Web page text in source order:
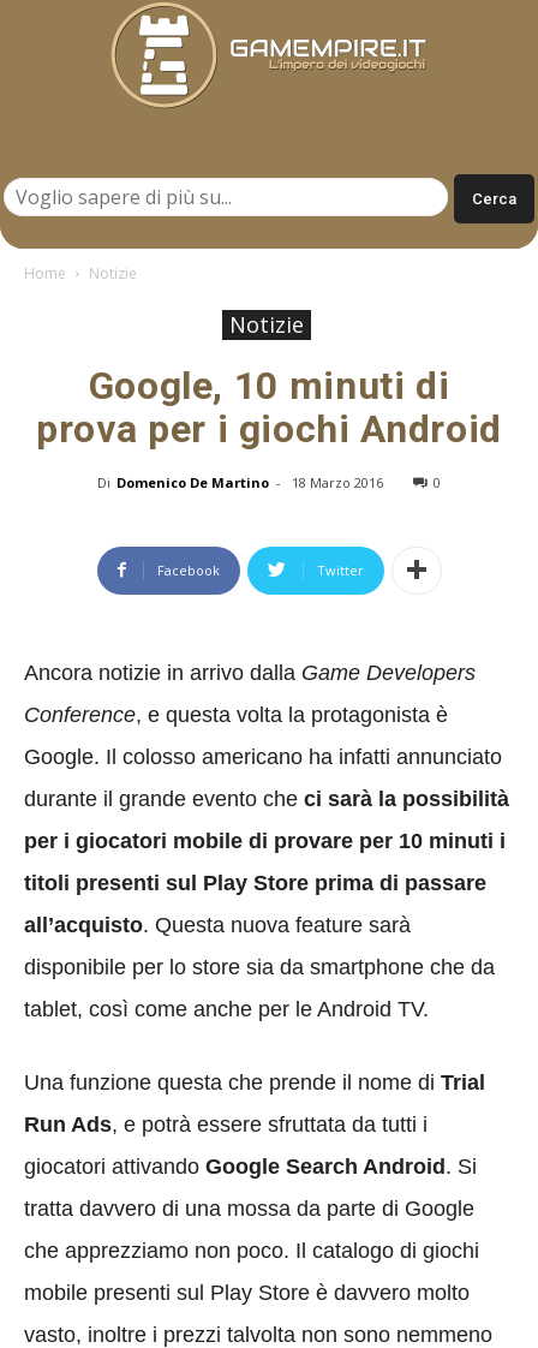
Home Notizie
Notizie
Google, 10 minuti di
prova per i giochi Android
Di Domenico De Martino - 18 Marzo 2016 0
Facebook Twitter
Ancora notizie in arrivo dalla Game Developers
Conference, e questa volta la protagonista è
Google. Il colosso americano ha infatti annunciato
durante il grande evento che ci sarà la possibilità
per i giocatori mobile di provare per 10 minuti i
titoli presenti sul Play Store prima di passare
all’acquisto. Questa nuova feature sarà
disponibile per lo store sia da smartphone che da
tablet, così come anche per le Android TV.
Una funzione questa che prende il nome di Trial
Run Ads, e potrà essere sfruttata da tutti i
giocatori attivando Google Search Android. Si
tratta davvero di una mossa da parte di Google
che apprezziamo non poco. Il catalogo di giochi
mobile presenti sul Play Store è davvero molto
vasto, inoltre i prezzi talvolta non sono nemmeno